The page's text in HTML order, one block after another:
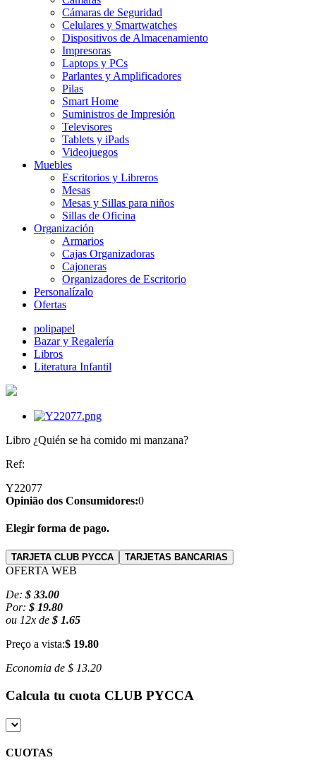
Cámaras de Seguridad
Celulares y Smartwatches
Dispositivos de Almacenamiento
Impresoras
Laptops y PCs
Parlantes y Amplificadores
Pilas
Smart Home
Suministros de Impresión
Televisores
Tablets y iPads
Videojuegos
Muebles
Escritorios y Libreros
Mesas
Mesas y Sillas para niños
Sillas de Oficina
Organización
Armarios
Cajas Organizadoras
Cajoneras
Organizadores de Escritorio
Personalízalo
Ofertas
polipapel
Bazar y Regalería
Libros
Literatura Infantil
Libro ¿Quién se ha comido mi manzana?
Ref:
Y22077
Opinião dos Consumidores:0
Elegir forma de pago.
TARJETA CLUB PYCCA TARJETAS BANCARIAS
OFERTA WEB
De: $ 33.00
Por: $ 19.80
ou 12x de $ 1.65
Preço a vista:$ 19.80
Economia de $ 13.20
Calcula tu cuota CLUB PYCCA
CUOTAS